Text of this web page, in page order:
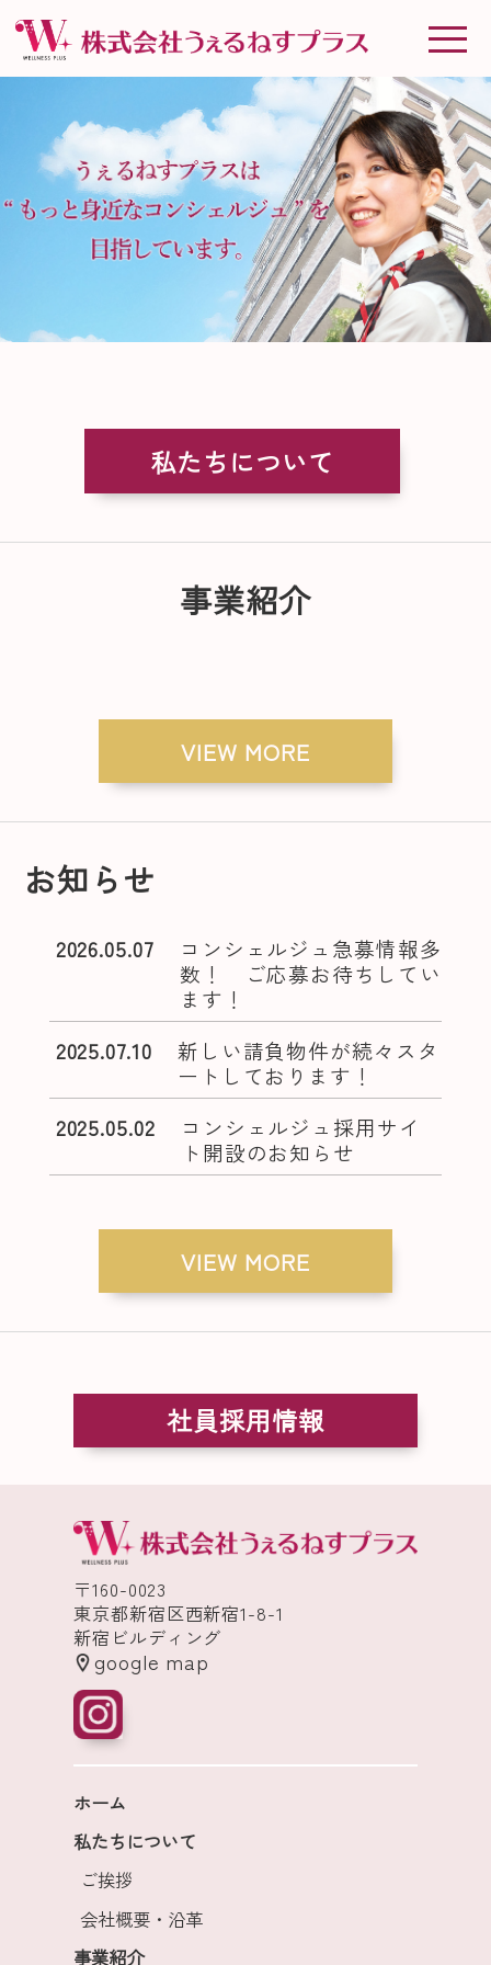
私たちについて
事業紹介
VIEW MORE
お知らせ
2026.05.07
コンシェルジュ急募情報多
数！ ご応募お待ちしてい
ます！
2025.07.10
新しい請負物件が続々スタ
ートしております！
2025.05.02
コンシェルジュ採用サイ
ト開設のお知らせ
VIEW MORE
社員採用情報
〒160-0023
東京都新宿区西新宿1-8-1
新宿ビルディング
google map
ホーム
私たちについて
ご挨拶
会社概要・沿革
事業紹介